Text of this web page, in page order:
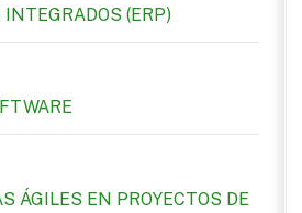
(ERP)
ÁGILES EN PROYECTOS DE